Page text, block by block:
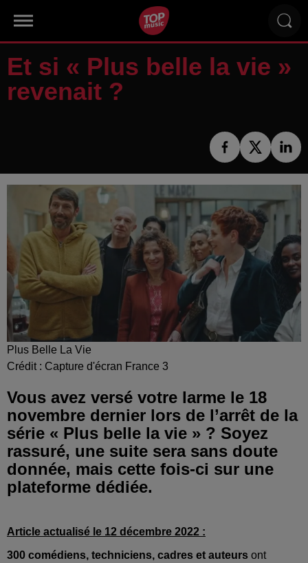
Et si « Plus belle la vie »
revenait ?
Plus Belle La Vie
Crédit : Capture d'écran France 3
Vous avez versé votre larme le 18
novembre dernier lors de l’arrêt de la
série « Plus belle la vie » ? Soyez
rassuré, une suite sera sans doute
donnée, mais cette fois-ci sur une
plateforme dédiée.
Article actualisé le 12 décembre 2022 :
300 comédiens, techniciens, cadres et auteurs ont